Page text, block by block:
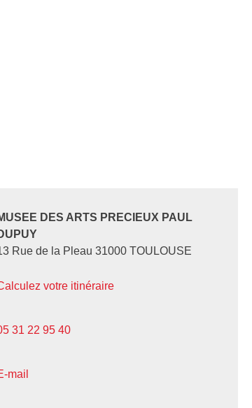
DES ARTS PRECIEUX PAUL
Rue de la Pleau 31000 TOULOUSE
votre itinéraire
31 22 95 40
mail